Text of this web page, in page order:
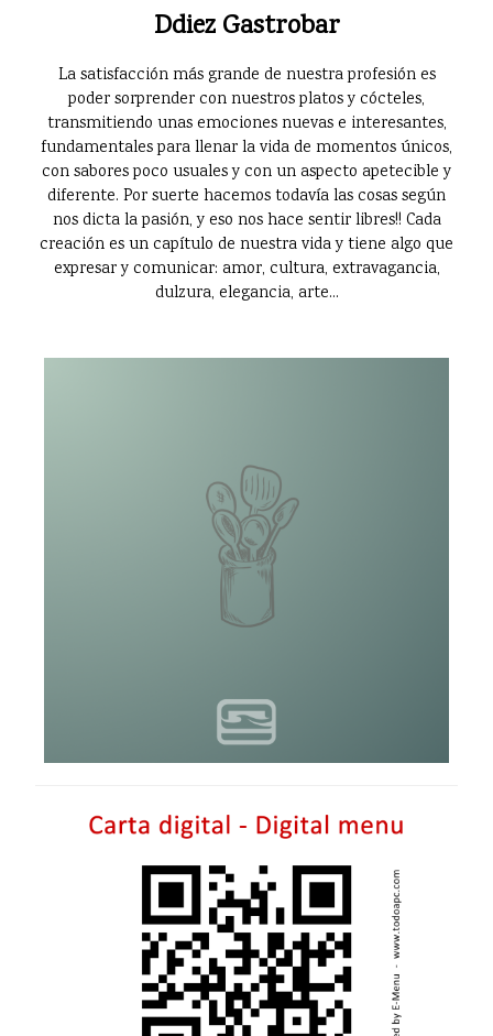
Ddiez Gastrobar
La satisfacción más grande de nuestra profesión es
poder sorprender con nuestros platos y cócteles,
transmitiendo unas emociones nuevas e interesantes,
fundamentales para llenar la vida de momentos únicos,
con sabores poco usuales y con un aspecto apetecible y
diferente. Por suerte hacemos todavía las cosas según
nos dicta la pasión, y eso nos hace sentir libres!! Cada
creación es un capítulo de nuestra vida y tiene algo que
expresar y comunicar: amor, cultura, extravagancia,
dulzura, elegancia, arte...